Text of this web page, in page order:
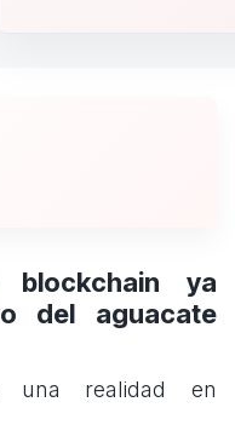
blockchain ya
del aguacate
una realidad en